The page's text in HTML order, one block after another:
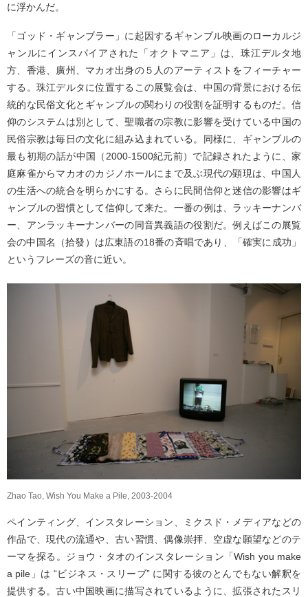
に浮かんだ。
「ゴッド・ギャンブラー」に起因するギャンブル映画のローカルジ
ャンルにインスパイアされた「オクトマニア」は、珠江デルタ地
方、香港、廣州、マカオ出身の５人のアーティストをフィーチャー
する。珠江デルタに位置するこの展覧会は、中国の背景における伝
統的な民俗文化とギャンブルの関わりの役割を証明するものだ。信
仰のシステムは別として、聖職者の宗教に影響を受けている中国の
民俗宗教は毎日の文化に組み込まれている。同様に、ギャンブルの
最も初期の話が中国（2000-1500紀元前）で記録されたように、家
庭麻雀からマカオのカジノホールにまで及ぶ現代の顕現は、中国人
の生活への統合を明らかにする。さらに民間信仰と迷信の影響はギ
ャンブルの習慣として信仰して来た。一番の例は、ラッキーナンバ
ー、アンラッキーナンバーの同音異義語の役割だ。例えばこの展覧
会の中国名（拾發）は広東語の18番の斉唱であり、「確実に成功」
というフレーズの音に近い。
Zhao Tao, Wish You Make a Pile, 2003-2004
ペインティング、インスタレーション、ミクスド・メディアなどの
作品で、現代の流通や、古い習慣、偶像崇拝、空虚な願望などのテ
ーマを探る。ジョウ・タオのインスタレーション「Wish you make
a pile」は “ビジネス・スリーブ” に関する彼のとんでもない解釈を
提供する。古い中国映画に描写されているように、拡張されたスリ